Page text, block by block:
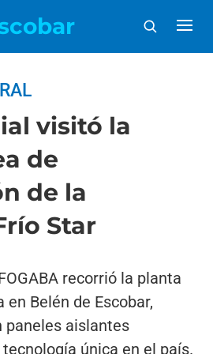
visitó la
de
de la
Star
recorrió la planta
Belén de Escobar,
paneles aislantes
única en el país.